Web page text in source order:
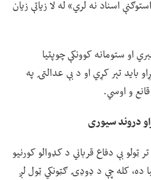
اسناد نه لري» له لا زیاتې زیان
او ستومانه کوونکې چوپتیا
باید تېر کړي او د بې عدالتۍ په
و اوسي.
دروند سیوری
بې دفاع قرباني د کډوالو کورنیو
ده، کله چې د ډوډۍ ګټونکي ټول لږ